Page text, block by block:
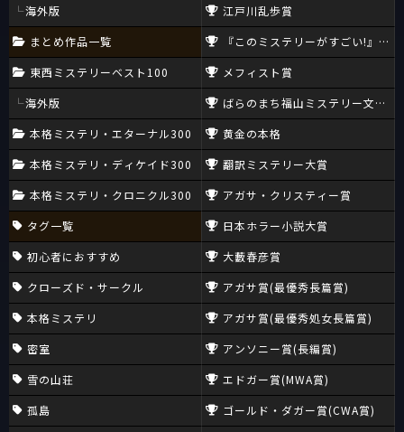
海外版
まとめ作品一覧
東西ミステリーベスト100
海外版
本格ミステリ・エターナル300
本格ミステリ・ディケイド300
本格ミステリ・クロニクル300
タグ一覧
初心者におすすめ
クローズド・サークル
本格ミステリ
密室
雪の山荘
孤島
江戸川乱歩賞
『このミステリーがすごい!』大賞
メフィスト賞
ばらのまち福山ミステリー文学新
黄金の本格
翻訳ミステリー大賞
アガサ・クリスティー賞
日本ホラー小説大賞
大藪春彦賞
アガサ賞(最優秀長篇賞)
アガサ賞(最優秀処女長篇賞)
アンソニー賞(長編賞)
エドガー賞(MWA賞)
ゴールド・ダガー賞(CWA賞)